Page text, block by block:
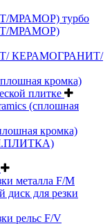
МРАМОР) турбо
МРАМОР)
КЕРАМОГРАНИТ/
кромка)
плитке
(сплошная
кромка)
металла F/M
диск для резки
рельс F/V